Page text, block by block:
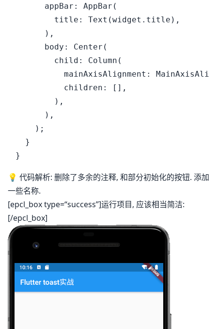
      appBar: AppBar(
        title: Text(widget.title),
      ),
      body: Center(
        child: Column(
mainAxisAlignment:
          children: [],
        ),
      ),
    );
  }
💡 代码解析: 删除了多余的注释, 和部分初始化的按钮. 添加
一些名称.
[epcl_box type=“success”]运行项目, 应该相当简洁:
[/epcl_box]